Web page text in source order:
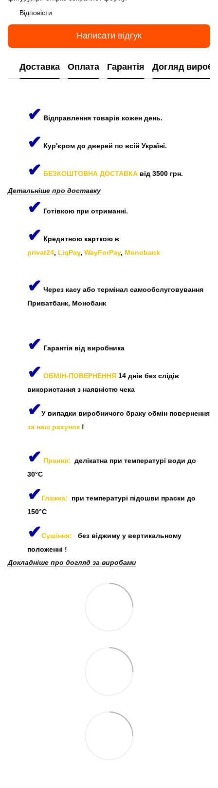
Відповісти
Написати відгук
Доставка Оплата Гарантія Догляд
✔ Відправлення товарів кожен день.
✔ Кур'єром до дверей по всій Україні.
✔ БЕЗКОШТОВНА ДОСТАВКА від 3500 грн.
Детальніше про доставку
✔ Готівкою при отриманні.
✔ Кредитною карткою в
privat24, LiqPay, WayForPay, Monobank
✔ Через касу або термінал самообслуговування
Приватбанк, Монобанк
✔ Гарантія від виробника
✔ ОБМІН-ПОВЕРНЕННЯ 14 днів без слідів
використання з наявністю чека
✔У випадки виробничого браку обмін повернення
за наш рахунок !
✔ Прання: делікатна при температурі води до
30°C
✔Глажка: при температурі підошви праски до
150°C
✔Сушіння:
без віджиму у вертикальному
положенні !
Докладніше про догляд за виробами